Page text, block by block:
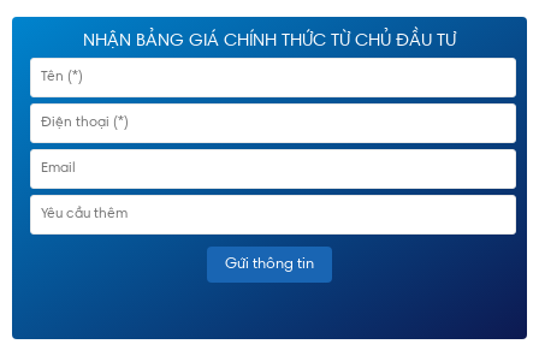
NHẬN BẢNG GIÁ CHÍNH THỨC TỪ CHỦ ĐẦU TƯ